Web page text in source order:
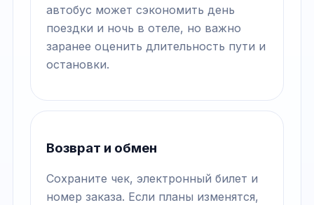
автобус может сэкономить день
поездки и ночь в отеле, но важно
заранее оценить длительность пути и
остановки.
Возврат и обмен
Сохраните чек, электронный билет и
номер заказа. Если планы изменятся,